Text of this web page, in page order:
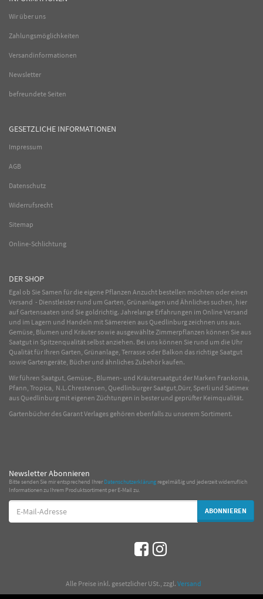
Wir über uns
Zahlungsmöglichkeiten
Versandinformationen
Newsletter
befreundete Seiten
GESETZLICHE INFORMATIONEN
Impressum
AGB
Datenschutz
Widerrufsrecht
Sitemap
Online-Schlichtung
DER SHOP
Egal ob Sie Samen für die eigene Pflanzen Anzucht bestellen möchten oder einen
Versand - Dienstleister rund um Garten, Grünanlagen und Ähnliches suchen, hier
auf Gartensaaten sind Sie goldrichtig. Jahrelange Erfahrungen im OnlineVersand
und im Lagern und Handeln mit Sämereien aus Quedlinburg zeichnen uns aus.
Gemüse, Blumen und Kräuter sowie ausgewählteZimmerpflanzen können Sie aus
Saatgut in Spitzenqualität selbst anziehen. Bei uns können Sie rund um die Uhr
Qualität für Ihren Garten, Grünanlage, Terrasse oder Balkon das richtige Saatgut
sowie Gartengeräte, Bücher und ähnliches Zubehör kaufen.
Wir führen Saatgut, Gemüse-, Blumen- und Kräutersaatgut der Marken Frankonia,
Pfann, Tropica, N.L.Chrestensen, Quedlinburger Saatgut,Dürr, Sperli und Satimex
aus Quedlinburg mit eigenen Züchtungen in bester und geprüfter Keimqualität.
Gartenbücher des Garant Verlages gehören ebenfalls zu unserem Sortiment.
Newsletter Abonnieren
Bitte senden Sie mir entsprechend IhrerDatenschutzerklärung regelmäßig und jederzeit widerruflich
Informationen zu Ihrem Produktsortiment per E-Mail zu.
E-
Mail-
Adresse
ABONNIEREN
Alle Preise inkl. gesetzlicher USt., zzgl. Versand